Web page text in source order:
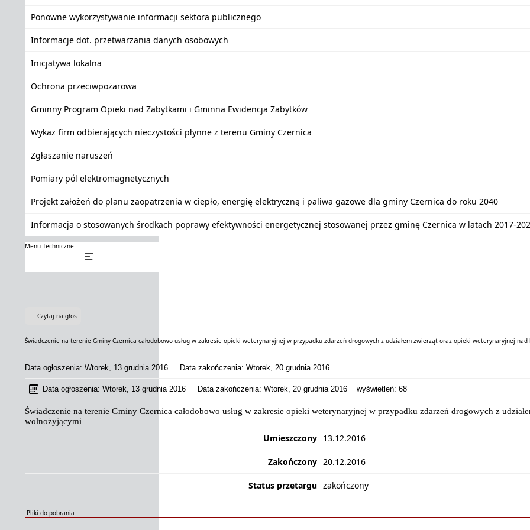
Ponowne wykorzystywanie informacji sektora publicznego
Informacje dot. przetwarzania danych osobowych
Inicjatywa lokalna
Ochrona przeciwpożarowa
Gminny Program Opieki nad Zabytkami i Gminna Ewidencja Zabytków
Wykaz firm odbierających nieczystości płynne z terenu Gminy Czernica
Zgłaszanie naruszeń
Pomiary pól elektromagnetycznych
Projekt założeń do planu zaopatrzenia w ciepło, energię elektryczną i paliwa gazowe dla gminy Czernica do roku 2040
Informacja o stosowanych środkach poprawy efektywności energetycznej stosowanej przez gminę Czernica w latach 2017-
Menu Techniczne
Czytaj na głos
Świadczenie na terenie Gminy Czernica całodobowo usług w zakresie opieki weterynaryjnej w przypadku zdarzeń drogowych z udziałem zwierząt oraz opieki weterynaryjnej
Data ogłoszenia: Wtorek, 13 grudnia 2016 Data zakończenia: Wtorek, 20 grudnia 2016
Data ogłoszenia: Wtorek, 13 grudnia 2016 Data zakończenia: Wtorek, 20 grudnia 2016 wyświetleń: 68
Świadczenie na terenie Gminy Czernica całodobowo usług w zakresie opieki weterynaryjnej w przypadku zdarzeń drogowych z
wolnożyjącymi
Umieszczony 13.12.2016
Zakończony 20.12.2016
Status przetargu zakończony
Pliki do pobrania